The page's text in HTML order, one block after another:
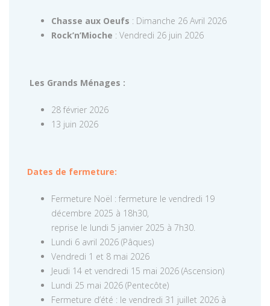
Chasse aux Oeufs : Dimanche 26 Avril 2026
Rock’n’Mioche : Vendredi 26 juin 2026
Les Grands Ménages :
28 février 2026
13 juin 2026
Dates de fermeture:
Fermeture Noël : fermeture le vendredi 19
décembre 2025 à 18h30,
reprise le lundi 5 janvier 2025 à 7h30.
Lundi 6 avril 2026 (Pâques)
Vendredi 1 et 8 mai 2026
Jeudi 14 et vendredi 15 mai 2026 (Ascension)
Lundi 25 mai 2026 (Pentecôte)
Fermeture d’été : le vendredi 31 juillet 2026 à